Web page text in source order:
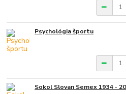
Psychológia športu
Sokol Slovan Semex 1934 -